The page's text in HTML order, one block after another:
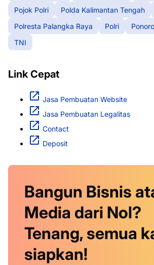
Pojok Polri
Polda Kalimantan Tengah
Polresta Palangka Raya
Polri
TNI
Link Cepat
Jasa Pembuatan Website
Jasa Pembuatan Legalitas
Contact
Deposit
Bangun Bisnis
Media dari Nol?
Tenang, semua
siapkan!